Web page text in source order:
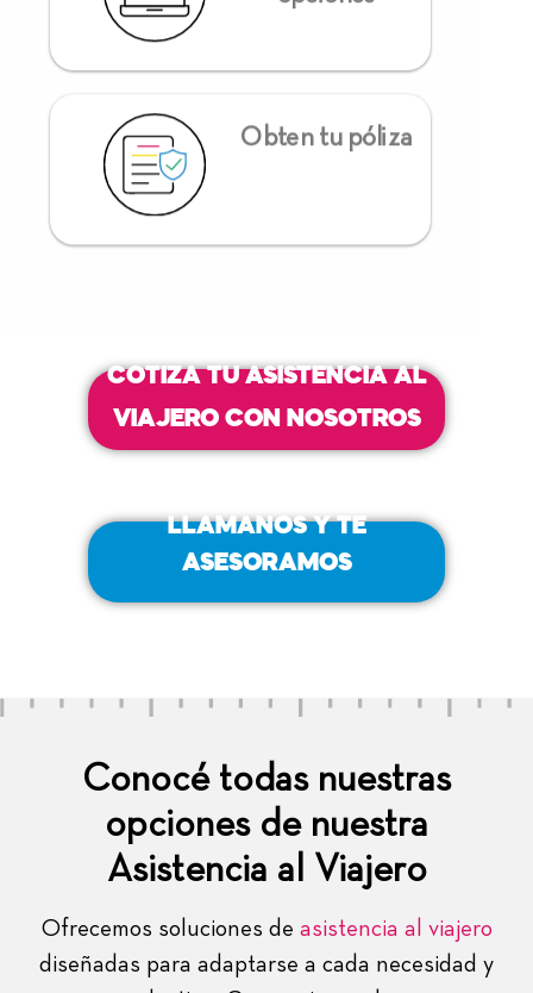
Obten tu póliza
COTIZA TU ASISTENCIA AL
VIAJERO CON NOSOTROS
LLAMANOS Y TE
ASESORAMOS
Conocé todas nuestras
opciones de nuestra
Asistencia al Viajero
Ofrecemos soluciones de asistencia al viajero
diseñadas para adaptarse a cada necesidad y